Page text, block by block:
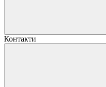
Контакти